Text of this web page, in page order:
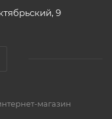
9
магазин